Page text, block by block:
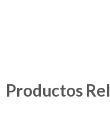
Productos